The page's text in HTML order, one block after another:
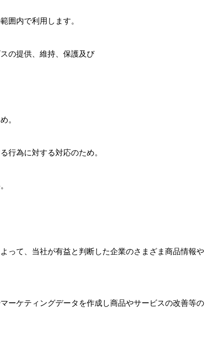
囲内で利用します。
の提供、維持、保護及び
。
行為に対する対応のため。
って、当社が有益と判断した企業のさまざま商品情報や
ーケティングデータを作成し商品やサービスの改善等の